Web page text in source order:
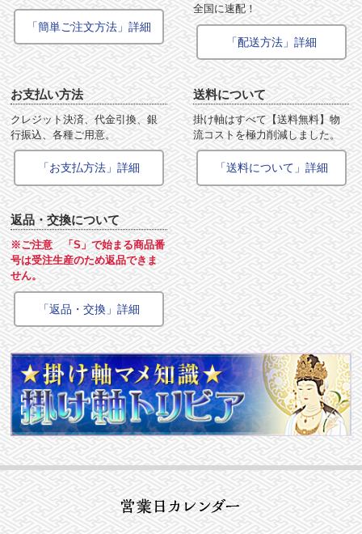
「簡単ご注文方法」詳細
全国に速配！
「配送方法」詳細
お支払い方法
クレジット決済、代金引換、銀
行振込、各種ご用意。
「お支払方法」詳細
送料について
掛け軸はすべて【送料無料】物
流コストを極力削減しました。
「送料について」詳細
返品・交換について
※ご注意 「S」で始まる商品番
号は受注生産のため返品できま
せん。
「返品・交換」詳細